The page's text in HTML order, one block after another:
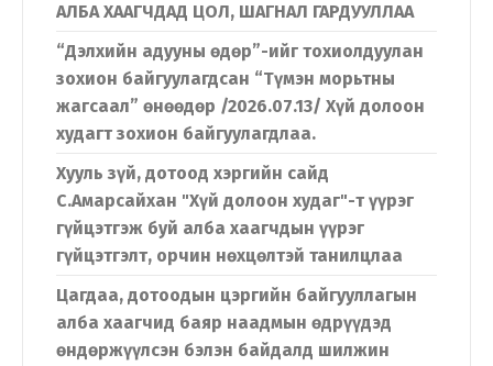
АЛБА ХААГЧДАД ЦОЛ, ШАГНАЛ ГАРДУУЛЛАА
“Дэлхийн адууны өдөр”-ийг тохиолдуулан
зохион байгуулагдсан “Түмэн морьтны
жагсаал” өнөөдөр /2026.07.13/ Хүй долоон
худагт зохион байгуулагдлаа.
Хууль зүй, дотоод хэргийн сайд
С.Амарсайхан "Хүй долоон худаг"-т үүрэг
гүйцэтгэж буй алба хаагчдын үүрэг
гүйцэтгэлт, орчин нөхцөлтэй танилцлаа
Цагдаа, дотоодын цэргийн байгууллагын
алба хаагчид баяр наадмын өдрүүдэд
өндөржүүлсэн бэлэн байдалд шилжин